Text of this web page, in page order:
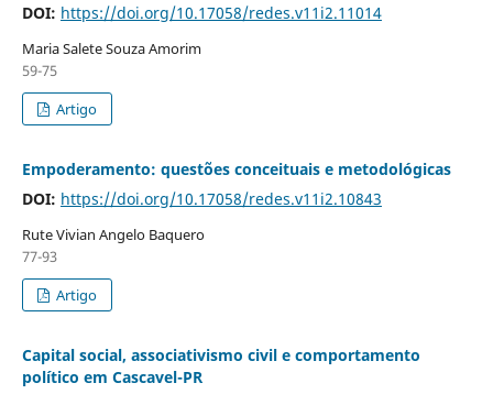
DOI: https://doi.org/10.17058/redes.v11i2.11014
Maria Salete Souza Amorim
59-75
Artigo
Empoderamento: questões conceituais e metodológicas
DOI: https://doi.org/10.17058/redes.v11i2.10843
Rute Vivian Angelo Baquero
77-93
Artigo
Capital social, associativismo civil e comportamento
político em Cascavel-PR